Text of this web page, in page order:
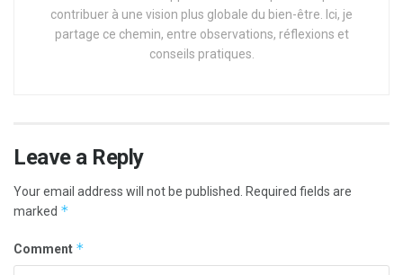
contribuer à une vision plus globale du bien-être. Ici, je
partage ce chemin, entre observations, réflexions et
conseils pratiques.
Leave a Reply
Your email address will not be published.
Required fields are
marked *
Comment *